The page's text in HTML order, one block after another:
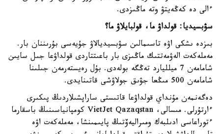
ءالى دە كەڭەيتۋ وتە ماڭىزدى.
سۋبسيديا: قولداۋ ما، قولبايلاۋ ما؟
بىزدە ىشكى اۋە تاسىمالىن سۋبسيديالاۋ جۇيەسى بۇرىننان بار.
مەملەكەت الەۋمەتتىك ماڭىزى بار باعىتتاردى قولداۋعا جىل سايىن
شامامەن 7 ميلليارد تەڭگە بولەدى. بۇل رەيستەرمەن جىلىنا
شامامەن 500 مىڭعا جۋىق جولاۋشى قاتىنايدى.
دەگەنمەن مۇنداي قولداۋعا قاتىستى ساراپشىلاردىڭ پىكىرى
ءارتۇرلى. مىسالى، VietJet Qazaqstan كومپانياسىنىڭ باسقارما
ءتوراعاسى ادىلبەك ومىراليەۆتىڭ پايىمىنشا، مەملەكەت اۋە